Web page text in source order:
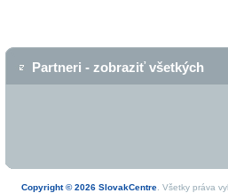
Partneri - zobraziť všetkých
Copyright © 2026 SlovakCentre. Všetky práva